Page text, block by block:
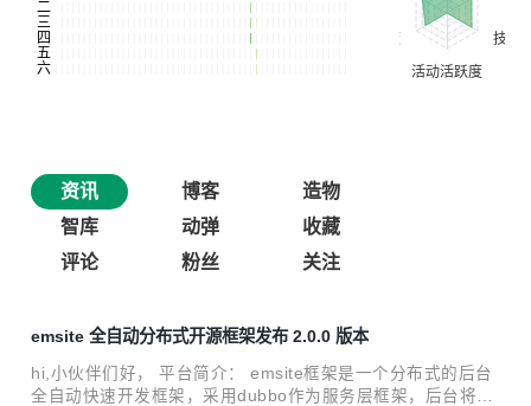
资讯 博客
造物
智库
动弹
收藏
评论
粉丝 关注
emsite 全自动分布式开源框架发布 2.0.0 版本
hi,小伙伴们好， 平台简介： emsite框架是一个分布式的后台
全自动快速开发框架，采用dubbo作为服务层框架，后台将集